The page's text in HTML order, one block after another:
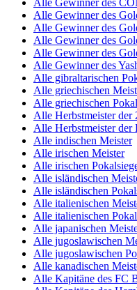
Alle Gewinner des
Alle Gewinner des
Alle Gewinner des
Alle Gewinner des
Alle Gewinner des
Alle Gewinner des
Alle gibraltarischen
Alle griechischen
Alle griechischen
Alle Herbstmeister der
Alle Herbstmeister der
Alle indischen Meister
Alle irischen Meister
Alle irischen
Alle isländischen
Alle isländischen
Alle italienischen
Alle italienischen
Alle japanischen
Alle jugoslawischen
Alle jugoslawischen
Alle kanadischen
Alle Kapitäne des FC